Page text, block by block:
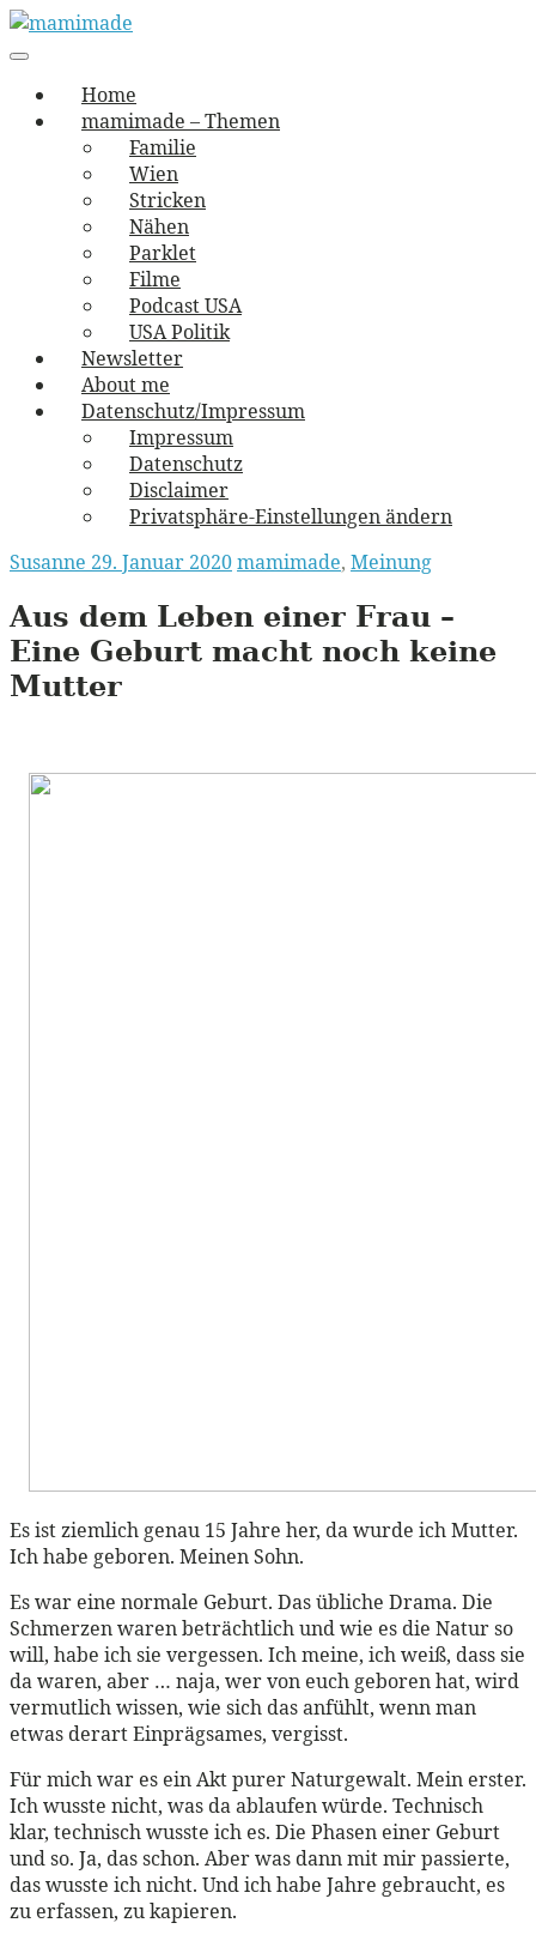
Skip
to
mamimade
vernäht und zugetextet
navigation
Menu
Home
mamimade – Themen
Familie
Wien
Stricken
Nähen
Parklet
Filme
Podcast USA
USA Politik
Newsletter
About me
Datenschutz/Impressum
Impressum
Datenschutz
Disclaimer
Privatsphäre-Einstellungen ändern
Susanne 29. Januar 2020mamimade, Meinung
Aus dem Leben einer Frau –
Eine Geburt macht noch keine
Mutter
Es ist ziemlich genau 15 Jahre her, da wurde ich Mutter.
Ich habe geboren. Meinen Sohn.
Es war eine normale Geburt. Das übliche Drama. Die
Schmerzen waren beträchtlich und wie es die Natur so
will, habe ich sie vergessen. Ich meine, ich weiß, dass sie
da waren, aber … naja, wer von euch geboren hat, wird
vermutlich wissen, wie sich das anfühlt, wenn man
etwas derart Einprägsames, vergisst.
Für mich war es ein Akt purer Naturgewalt. Mein erster.
Ich wusste nicht, was da ablaufen würde. Technisch
klar, technisch wusste ich es. Die Phasen einer Geburt
und so. Ja, das schon. Aber was dann mit mir passierte,
das wusste ich nicht. Und ich habe Jahre gebraucht, es
zu erfassen, zu kapieren.